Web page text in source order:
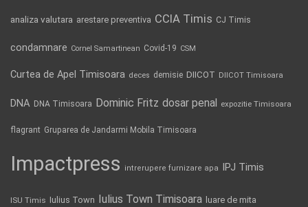
analiza valutara arestare preventiva CCIA Timis CJ Timis
condamnare Cornel Samartinean Covid-19 CSM
Curtea de Apel Timisoara deces demisie DIICOT DIICOT Timisoara
DNA DNA Timisoara Dominic Fritz dosar penal expozitie Timisoara
flagrant Gruparea de Jandarmi Mobila Timisoara
Impactpress intrerupere furnizare apa IPJ Timis
ISU Timis Iulius Town Iulius Town Timisoara luare de mita